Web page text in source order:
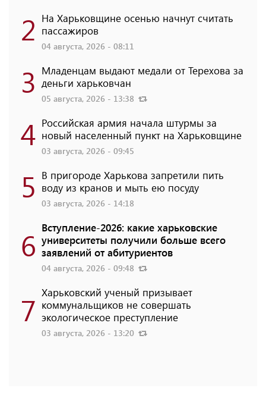
2 На Харьковщине осенью начнут считать
пассажиров
04 августа, 2026 - 08:11
3 Младенцам выдают медали от Терехова за
деньги харьковчан
05 августа, 2026 - 13:38
4 Российская армия начала штурмы за
новый населенный пункт на Харьковщине
03 августа, 2026 - 09:45
5 В пригороде Харькова запретили пить
воду из кранов и мыть ею посуду
03 августа, 2026 - 14:18
6 Вступление-2026: какие харьковские
университеты получили больше всего
заявлений от абитуриентов
04 августа, 2026 - 09:48
7 Харьковский ученый призывает
коммунальщиков не совершать
экологическое преступление
03 августа, 2026 - 13:20